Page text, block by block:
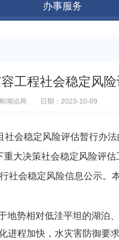
办事服务
工程社会稳定风
湖泊局 日期：2023-10-09
会稳定风险评估暂行办法
重大决策社会稳定风险评
社会稳定风险信息公示。
地势相对低洼平坦的湖泊
进程加快，水灾害防御要